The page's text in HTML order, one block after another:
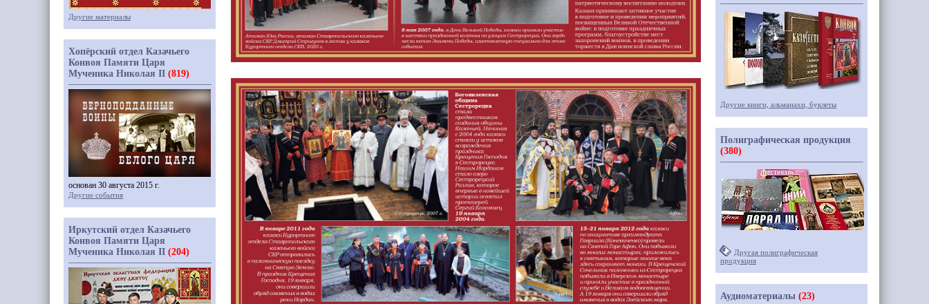
Другие материалы
Хопёрский отдел Казачьего
Конвоя Памяти Царя
Мученика Николая II (819)
основан 30 августа 2015 г.
Другие события
Иркутский отдел Казачьего
Конвоя Памяти Царя
Мученика Николая II (204)
Другие книги, альманахи, буклеты
Полиграфическая продукция
(380)
Другая полиграфическая
продукция
Аудиоматериалы (23)